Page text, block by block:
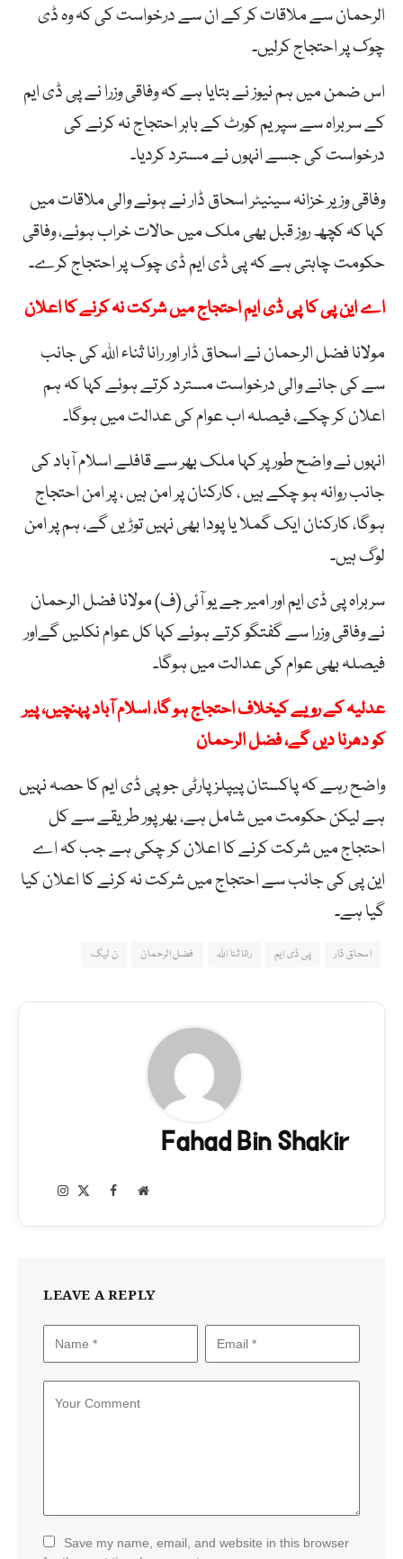
الرحمان سے ملاقات کر کے ان سے درخواست کی کہ وہ ڈی
چوک پر احتجاج کرلیں۔
اس ضمن میں ہم نیوز نے بتایا ہے کہ وفاقی وزرا نے پی ڈی ایم
کے سربراہ سے سپریم کورٹ کے باہر احتجاج نہ کرنے کی
درخواست کی جسے انہوں نے مسترد کردیا۔
وفاقی وزیر خزانہ سینیٹر اسحاق ڈار نے ہونے والی ملاقات میں
کہا کہ کچھ روز قبل بھی ملک میں حالات خراب ہوئے، وفاقی
حکومت چاہتی ہے کہ پی ڈی ایم ڈی چوک پر احتجاج کرے۔
اے این پی کا پی ڈی ایم احتجاج میں شرکت نہ کرنے کا اعلان
مولانا فضل الرحمان نے اسحاق ڈار اور رانا ثناء اللہ کی جانب
سے کی جانے والی درخواست مسترد کرتے ہوئے کہا کہ ہم
اعلان کر چکے، فیصلہ اب عوام کی عدالت میں ہوگا۔
انہوں نے واضح طور پر کہا ملک بھر سے قافلے اسلام آباد کی
جانب روانہ ہو چکے ہیں ، کارکنان پر امن ہیں ، پر امن احتجاج
ہوگا، کارکنان ایک گملا یا پودا بھی نہیں توڑیں گے، ہم پر امن
لوگ ہیں۔
سربراہ پی ڈی ایم اور امیر جے یو آئی (ف) مولانا فضل الرحمان
نے وفاقی وزرا سے گفتگو کرتے ہوئے کہا کل عوام نکلیں گےاور
فیصلہ بھی عوام کی عدالت میں ہوگا۔
عدلیہ کے رویے کیخلاف احتجاج ہو گا، اسلام آباد پہنچیں، پیر
کو دھرنا دیں گے، فضل الرحمان
واضح رہے کہ پاکستان پیپلزپارٹی جو پی ڈی ایم کا حصہ نہیں
ہے لیکن حکومت میں شامل ہے، بھرپور طریقے سے کل
احتجاج میں شرکت کرنے کا اعلان کر چکی ہے جب کہ اے
این پی کی جانب سے احتجاج میں شرکت نہ کرنے کا اعلان کیا
گیا ہے۔
اسحاق ڈار پی ڈی ایم رانا ثنا اللہ فضل الرحمان ن لیگ
Fahad Bin Shakir
Website
Facebook
Instagram
LEAVE A REPLY
Save my name, email, and website in this browser